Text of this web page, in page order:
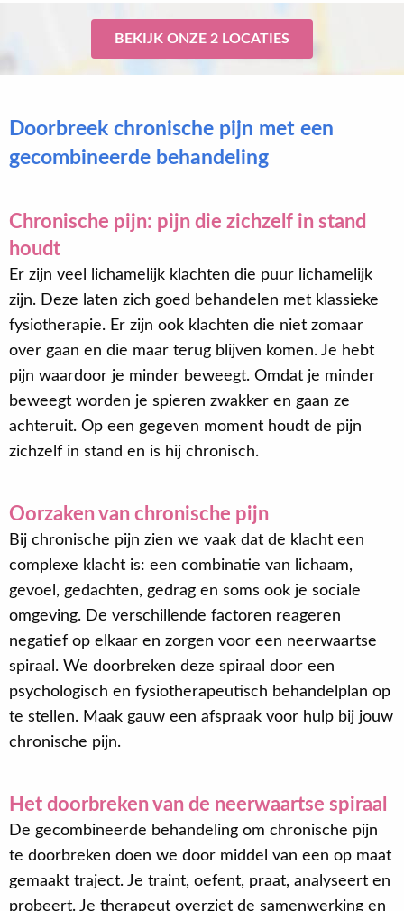
BEKIJK ONZE 2 LOCATIES
Doorbreek chronische pijn met een
gecombineerde behandeling
Chronische pijn: pijn die zichzelf in stand
houdt
Er zijn veel lichamelijk klachten die puur lichamelijk
zijn. Deze laten zich goed behandelen met klassieke
fysiotherapie. Er zijn ook klachten die niet zomaar
over gaan en die maar terug blijven komen. Je hebt
pijn waardoor je minder beweegt. Omdat je minder
beweegt worden je spieren zwakker en gaan ze
achteruit. Op een gegeven moment houdt de pijn
zichzelf in stand en is hij chronisch.
Oorzaken van chronische pijn
Bij chronische pijn zien we vaak dat de klacht een
complexe klacht is: een combinatie van lichaam,
gevoel, gedachten, gedrag en soms ook je sociale
omgeving. De verschillende factoren reageren
negatief op elkaar en zorgen voor een neerwaartse
spiraal. We doorbreken deze spiraal door een
psychologisch en fysiotherapeutisch behandelplan op
te stellen. Maak gauw een afspraak voor hulp bij jouw
chronische pijn.
Het doorbreken van de neerwaartse spiraal
De gecombineerde behandeling om chronische pijn
te doorbreken doen we door middel van een op maat
gemaakt traject. Je traint, oefent, praat, analyseert en
probeert. Je therapeut overziet de samenwerking en